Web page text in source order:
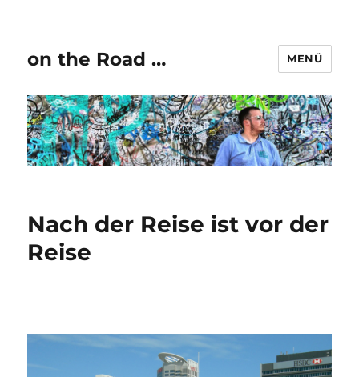
on the Road … MENÜ
Nach der Reise ist vor der
Reise